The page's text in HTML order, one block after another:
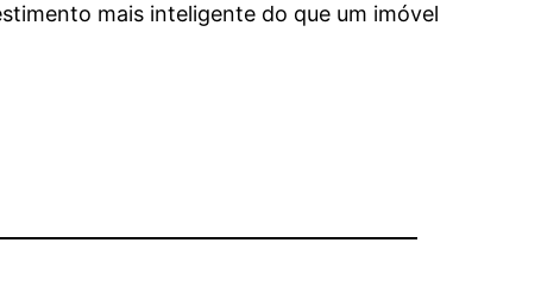
mais inteligente do que um imóvel